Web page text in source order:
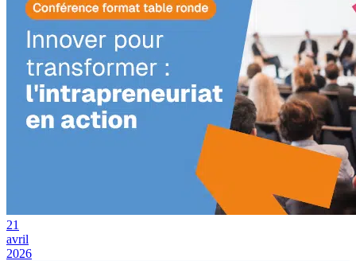
21
avril
2026